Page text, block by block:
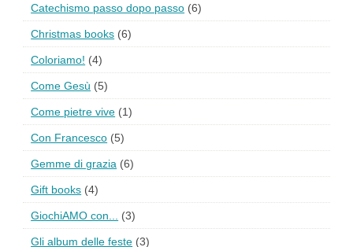
Catechismo passo dopo passo (6)
Christmas books (6)
Coloriamo! (4)
Come Gesù (5)
Come pietre vive (1)
Con Francesco (5)
Gemme di grazia (6)
Gift books (4)
GiochiAMO con... (3)
Gli album delle feste (3)